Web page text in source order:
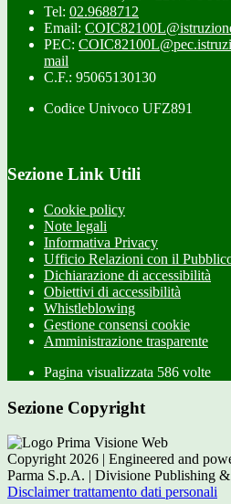
Tel: 02.9688712
Email:
PEC:
mail
C.F.: 95065130130
Codice Univoco UFZ891
Sezione Link Utili
Cookie policy
Note legali
Informativa Privacy
Ufficio Relazioni con il
Dichiarazione di accessibilità
Obiettivi di accessibilità
Whistleblowing
Gestione consensi cookie
Amministrazione trasparente
Pagina visualizzata 586 volte
Sezione Copyright
Copyright 2026 | Engineered and
Parma S.p.A. | Divisione Publishing
Disclaimer trattamento dati personali